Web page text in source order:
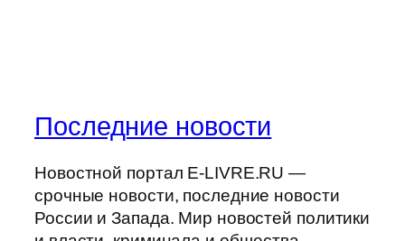
Последние новости
Новостной портал E-LIVRE.RU —
срочные новости, последние новости
России и Запада. Мир новостей политики